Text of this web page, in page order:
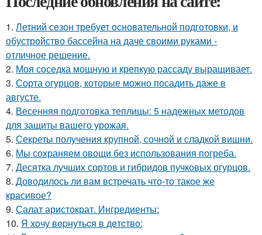
1. Летний сезон требует основательной подготовки, и
обустройство бассейна на даче своими руками -
отличное решение.
2. Моя соседка мощную и крепкую рассаду выращивает.
3. Сорта огурцов, которые можно посадить даже в
августе.
4. Весенняя подготовка теплицы: 5 надежных методов
для защиты вашего урожая.
5. Секреты получения крупной, сочной и сладкой вишни.
6. Мы сохраняем овощи без использования погреба.
7. Десятка лучших сортов и гибридов пучковых огурцов.
8. Доводилось ли вам встречать что-то такое же
красивое?
9. Салат аристократ. Ингредиенты:
10. Я xoчу вepнутьcя в дeтcтвo: